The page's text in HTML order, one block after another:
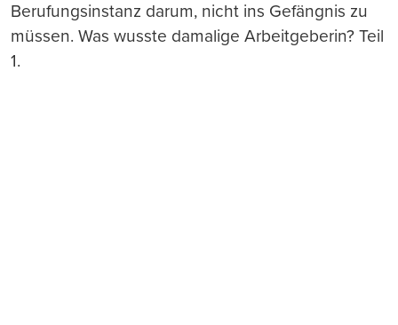
Berufungsinstanz darum, nicht ins Gefängnis zu
müssen. Was wusste damalige Arbeitgeberin? Teil
1.